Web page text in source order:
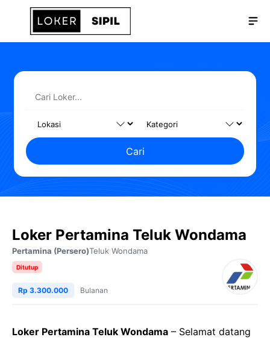
Langsung
Cari
Loker Pertamina Teluk Wondama
Pertamina (Persero)Teluk Wondama
Ditutup
Rp 3.300.000 Bulanan
Loker Pertamina Teluk Wondama – Selamat datang